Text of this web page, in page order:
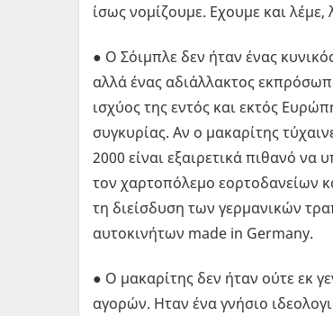
ίσως νομίζουμε. Εχουμε και λέμε,
● Ο Σόιμπλε δεν ήταν ένας
αλλά ένας αδιάλλακτος
ισχύος της εντός και εκτός
συγκυρίας. Αν ο μακαρίτης
2000 είναι εξαιρετικά πιθανό
τον χαρτοπόλεμο εορτοδανείων
τη διείσδυση των γερμανικών
αυτοκινήτων made in Germany.
● Ο μακαρίτης δεν ήταν ούτε εκ
αγορών. Ηταν ένα γνήσιο